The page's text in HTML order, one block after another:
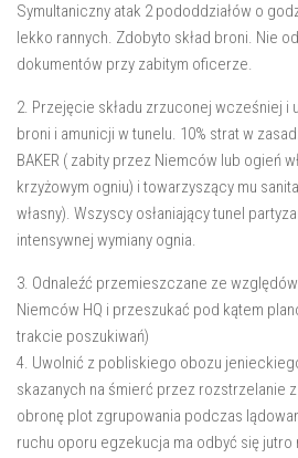
Symultaniczny atak 2 pododdziałów o
lekko rannych. Zdobyto skład broni. Nie
dokumentów przy zabitym oficerze.
2. Przejęcie składu zrzuconej wcześniej i
broni i amunicji w tunelu. 10% strat w
BAKER ( zabity przez Niemców lub ogień
krzyżowym ogniu) i towarzyszący mu
własny). Wszyscy osłaniający tunel
intensywnej wymiany ognia.
3. Odnaleźć przemieszczane ze
Niemców HQ i przeszukać pod kątem
trakcie poszukiwań)
4. Uwolnić z pobliskiego obozu
skazanych na śmierć przez rozstrzelanie
obronę plot zgrupowania podczas
ruchu oporu egzekucja ma odbyć się jutro